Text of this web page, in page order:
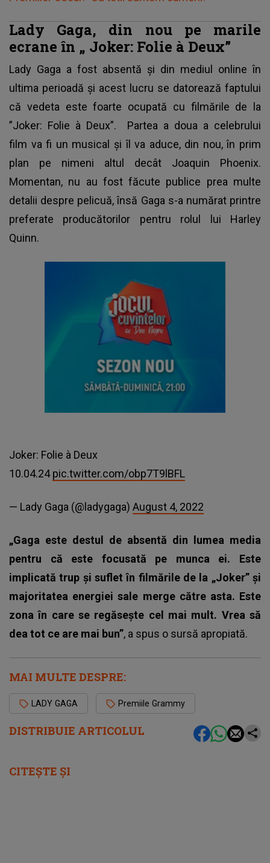
DISTRIBUIE ARTICOLUL
Lady Gaga, din nou pe marile
ecrane în „ Joker: Folie à Deux”
Lady Gaga a fost absentă și din mediul online în
ultima perioadă și acest lucru se datorează faptului
că vedeta este foarte ocupată cu filmările de la
”Joker: Folie à Deux”. Partea a doua a celebrului
film va fi un musical și îl va aduce, din nou, în prim
plan pe nimeni altul decât Joaquin Phoenix.
Momentan, nu au fost făcute publice prea multe
detalii despre pelicuă, însă Gaga s-a numărat printre
preferate producătorilor pentru rolul lui Harley
Quinn.
Joker: Folie à Deux
10.04.24pic.twitter.com/obp7T9lBFL
— Lady Gaga (@ladygaga) August 4, 2022
„Gaga este destul de absentă din lumea media
pentru că este focusată pe munca ei. Este
implicată trup și suflet în filmările de la „Joker” și
majoritatea energiei sale merge către asta. Este
zona în care se regăsește cel mai mult. Vrea să
dea tot ce are mai bun”, a spus o sursă apropiată.
MAI MULTE DESPRE:
LADY GAGA Premiile Grammy
CITEȘTE ȘI